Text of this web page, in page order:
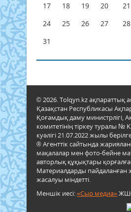
17
18 19 20 21
24
25 26 27 28
31
© 2026. Tolqyn.kz ақпараттық
Қазақстан Республикасы
Қоғамдық даму министрлігі,
комитетінің тіркеу туралы №
куәлігі 21.07.2022 жылы
® Агенттік сайтында
мақалалар мен фото-бейне
авторлық құқықтары
Материалдарды пайдаланған
жасалуы міндетті.
Меншік иесі:«Сыр медиа»